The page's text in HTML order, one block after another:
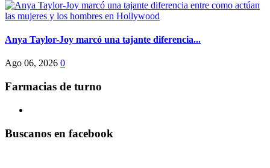
Anya Taylor-Joy marcó una tajante diferencia...
Ago 06, 2026 0
Farmacias de turno
Buscanos en facebook